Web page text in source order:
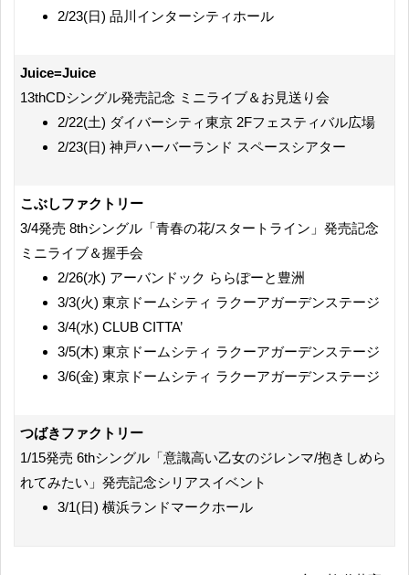
2/23(日) 品川インターシティホール
Juice=Juice
13thCDシングル発売記念 ミニライブ＆お見送り会
2/22(土) ダイバーシティ東京 2Fフェスティバル広場
2/23(日) 神戸ハーバーランド スペースシアター
こぶしファクトリー
3/4発売 8thシングル「青春の花/スタートライン」発売記念
ミニライブ＆握手会
2/26(水) アーバンドック ららぽーと豊洲
3/3(火) 東京ドームシティ ラクーアガーデンステージ
3/4(水) CLUB CITTA’
3/5(木) 東京ドームシティ ラクーアガーデンステージ
3/6(金) 東京ドームシティ ラクーアガーデンステージ
つばきファクトリー
1/15発売 6thシングル「意識高い乙女のジレンマ/抱きしめら
れてみたい」発売記念シリアスイベント
3/1(日) 横浜ランドマークホール